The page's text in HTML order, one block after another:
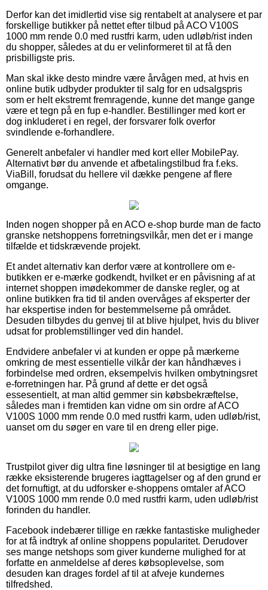
Derfor kan det imidlertid vise sig rentabelt at analysere et par
forskellige butikker på nettet efter tilbud på ACO V100S
1000 mm rende 0.0 med rustfri karm, uden udløb/rist inden
du shopper, således at du er velinformeret til at få den
prisbilligste pris.
Man skal ikke desto mindre være årvågen med, at hvis en
online butik udbyder produkter til salg for en udsalgspris
som er helt ekstremt fremragende, kunne det mange gange
være et tegn på en fup e-handler. Bestillinger med kort er
dog inkluderet i en regel, der forsvarer folk overfor
svindlende e-forhandlere.
Generelt anbefaler vi handler med kort eller MobilePay.
Alternativt bør du anvende et afbetalingstilbud fra f.eks.
ViaBill, forudsat du hellere vil dække pengene af flere
omgange.
Inden nogen shopper på en ACO e-shop burde man de facto
granske netshoppens forretningsvilkår, men det er i mange
tilfælde et tidskrævende projekt.
Et andet alternativ kan derfor være at kontrollere om e-
butikken er e-mærke godkendt, hvilket er en påvisning af at
internet shoppen imødekommer de danske regler, og at
online butikken fra tid til anden overvåges af eksperter der
har ekspertise inden for bestemmelserne på området.
Desuden tilbydes du genvej til at blive hjulpet, hvis du bliver
udsat for problemstillinger ved din handel.
Endvidere anbefaler vi at kunden er oppe på mærkerne
omkring de mest essentielle vilkår der kan håndhæves i
forbindelse med ordren, eksempelvis hvilken ombytningsret
e-forretningen har. På grund af dette er det også
essesentielt, at man altid gemmer sin købsbekræftelse,
således man i fremtiden kan vidne om sin ordre af ACO
V100S 1000 mm rende 0.0 med rustfri karm, uden udløb/rist,
uanset om du søger en vare til en dreng eller pige.
Trustpilot giver dig ultra fine løsninger til at besigtige en lang
række eksisterende brugeres iagttagelser og af den grund er
det fornuftigt, at du udforsker e-shoppens omtaler af ACO
V100S 1000 mm rende 0.0 med rustfri karm, uden udløb/rist
forinden du handler.
Facebook indebærer tillige en række fantastiske muligheder
for at få indtryk af online shoppens popularitet. Derudover
ses mange netshops som giver kunderne mulighed for at
forfatte en anmeldelse af deres købsoplevelse, som
desuden kan drages fordel af til at afveje kundernes
tilfredshed.